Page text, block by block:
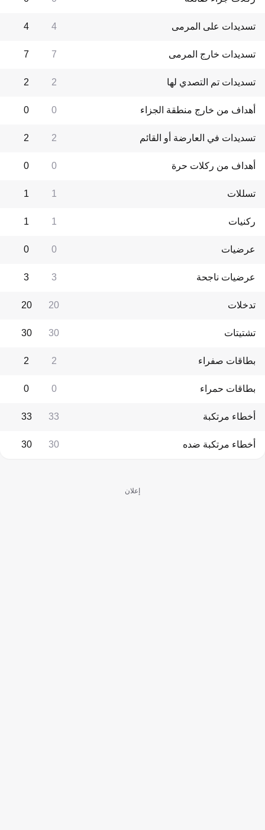
تسديدات على المرمى 4
4
تسديدات خارج المرمى 7
7
تسديدات تم التصدي لها 2
2
أهداف من خارج منطقة الجزاء 0
0
تسديدات في العارضة أو القائم 2
2
أهداف من ركلات حرة 0
0
تسللات 1
1
ركنيات 1
1
عرضيات 0
0
عرضيات ناجحة 3
3
تدخلات 20
20
تشتيتات 30
30
بطاقات صفراء 2
2
بطاقات حمراء 0
0
أخطاء مرتكبة 33
33
أخطاء مرتكبة ضده 30
30
إعلان